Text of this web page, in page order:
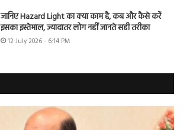
जानिए Hazard Light का क्या काम है, कब और कैसे करें
इसका इस्तेमाल, ज्यादातर लोग नहीं जानते सही तरीका
12 July 2026 - 6:14 PM